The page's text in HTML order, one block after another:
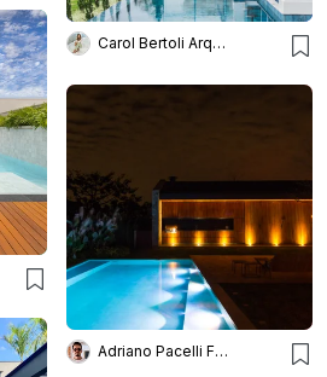
Carol Bertoli Arquitetura
Adriano Pacelli Fotografia de Arquitetura